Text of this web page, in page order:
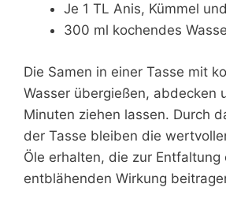
Je 1 TL Anis, Kümmel
300 ml kochendes
Die Samen in einer Tasse mit
Wasser übergießen, abdecken
Minuten ziehen lassen. Durch
der Tasse bleiben die
Öle erhalten, die zur Entfaltung
entblähenden Wirkung